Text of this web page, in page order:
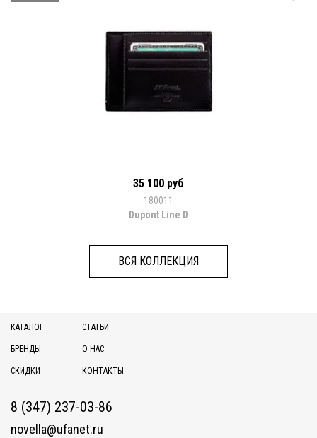
35 100 руб
180011
Dupont Line D
ВСЯ КОЛЛЕКЦИЯ
КАТАЛОГ
БРЕНДЫ
СКИДКИ
СТАТЬИ
О НАС
КОНТАКТЫ
8 (347) 237-03-86
novella@ufanet.ru